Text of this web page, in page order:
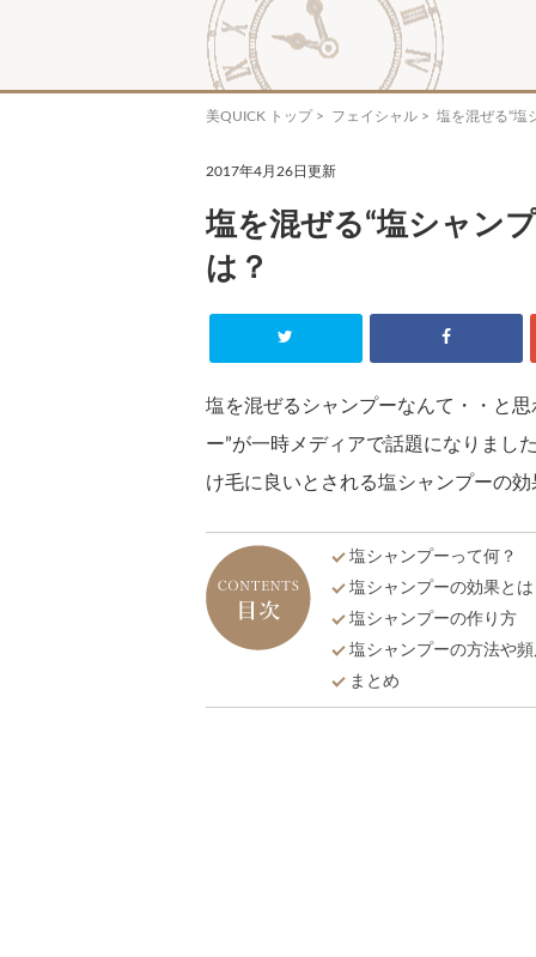
美QUICK トップ> フェイシャル > 塩を混ぜる“塩
2017年4月26日更新
塩を混ぜる“塩シャン
は？
塩を混ぜるシャンプーなんて・・と
ー”が一時メディアで話題になりまし
け毛に良いとされる塩シャンプーの
塩シャンプーって何？
塩シャンプーの効果と
塩シャンプーの作り方
塩シャンプーの方法や
まとめ